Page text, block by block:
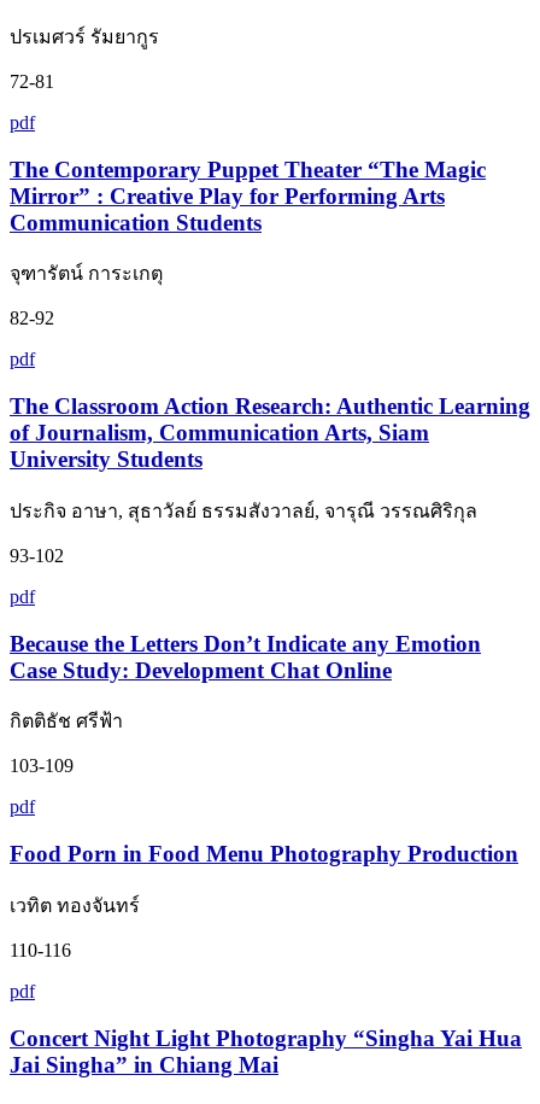
ปรเมศวร์ รัมยากูร
72-81
pdf
The Contemporary Puppet Theater “The Magic
Mirror” : Creative Play for Performing Arts
Communication Students
จุฑารัตน์ การะเกตุ
82-92
pdf
The Classroom Action Research: Authentic Learning
of Journalism, Communication Arts, Siam
University Students
ประกิจ อาษา, สุธาวัลย์ ธรรมสังวาลย์, จารุณี วรรณศิริกุล
93-102
pdf
Because the Letters Don’t Indicate any Emotion
Case Study: Development Chat Online
กิตติธัช ศรีฟ้า
103-109
pdf
Food Porn in Food Menu Photography Production
เวทิต ทองจันทร์
110-116
pdf
Concert Night Light Photography “Singha Yai Hua
Jai Singha” in Chiang Mai